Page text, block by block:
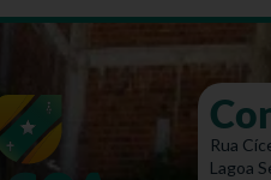
Rua
Lagoa